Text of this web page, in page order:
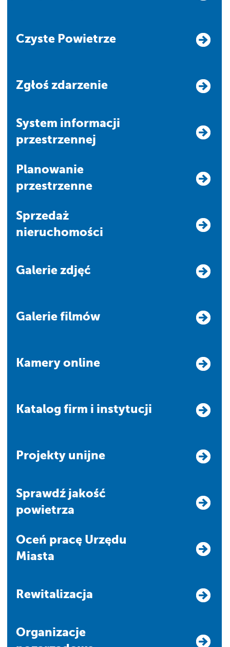
Czyste Powietrze
Zgłoś zdarzenie
system informacji
przestrzennej
Planowanie
przestrzenne
Sprzedaż
nieruchomości
Galerie zdjęć
Galerie filmów
Kamery online
Katalog firm i instytucji
Projekty unijne
Sprawdź jakość
powietrza
Oceń pracę Urzędu
Miasta
Rewitalizacja
Organizacje